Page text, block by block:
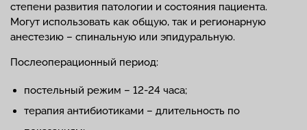
степени развития патологии и состояния пациента.
Могут использовать как общую, так и регионарную
анестезию – спинальную или эпидуральную.
Послеоперационный период:
постельный режим – 12-24 часа;
терапия антибиотиками – длительность по